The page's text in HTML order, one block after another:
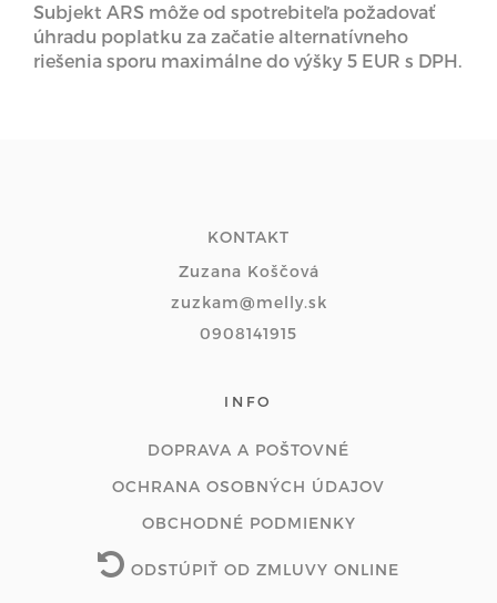
Subjekt ARS môže od spotrebiteľa požadovať
úhradu poplatku za začatie alternatívneho
riešenia sporu maximálne do výšky 5 EUR s DPH.
KONTAKT
Zuzana Koščová
zuzkam@melly.sk
0908141915
INFO
DOPRAVA A POŠTOVNÉ
OCHRANA OSOBNÝCH ÚDAJOV
OBCHODNÉ PODMIENKY
ODSTÚPIŤ OD ZMLUVY ONLINE